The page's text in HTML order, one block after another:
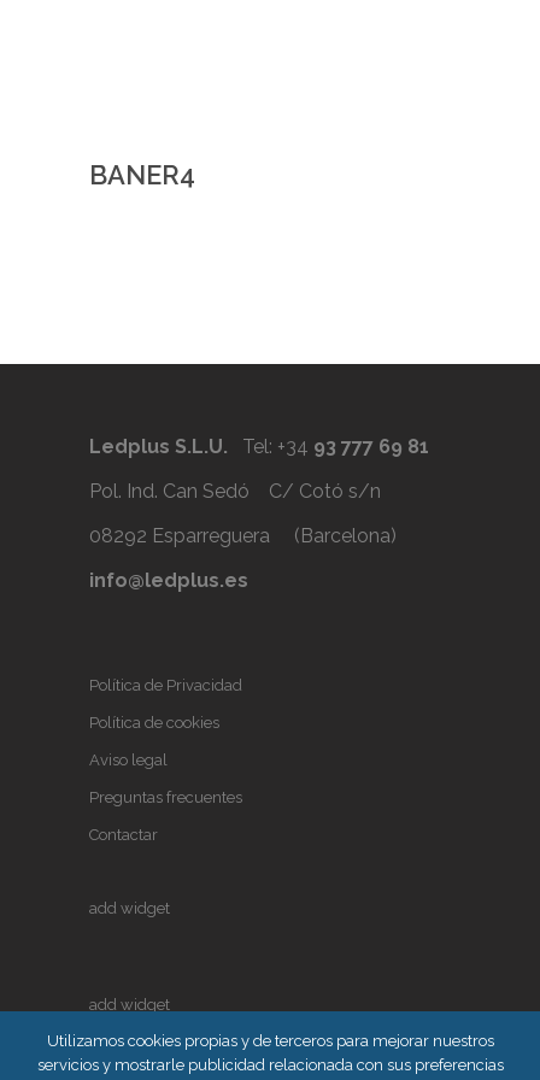
BANER4
Ledplus S.L.U. Tel: +34 93 777 69 81
Pol. Ind. Can Sedó C/ Cotó s/n
08292 Esparreguera (Barcelona)
info@ledplus.es
Política de Privacidad
Política de cookies
Aviso legal
Preguntas frecuentes
Contactar
add widget
add widget
Utilizamos cookies propias y de terceros para mejorar nuestros
servicios y mostrarle publicidad relacionada con sus preferencias